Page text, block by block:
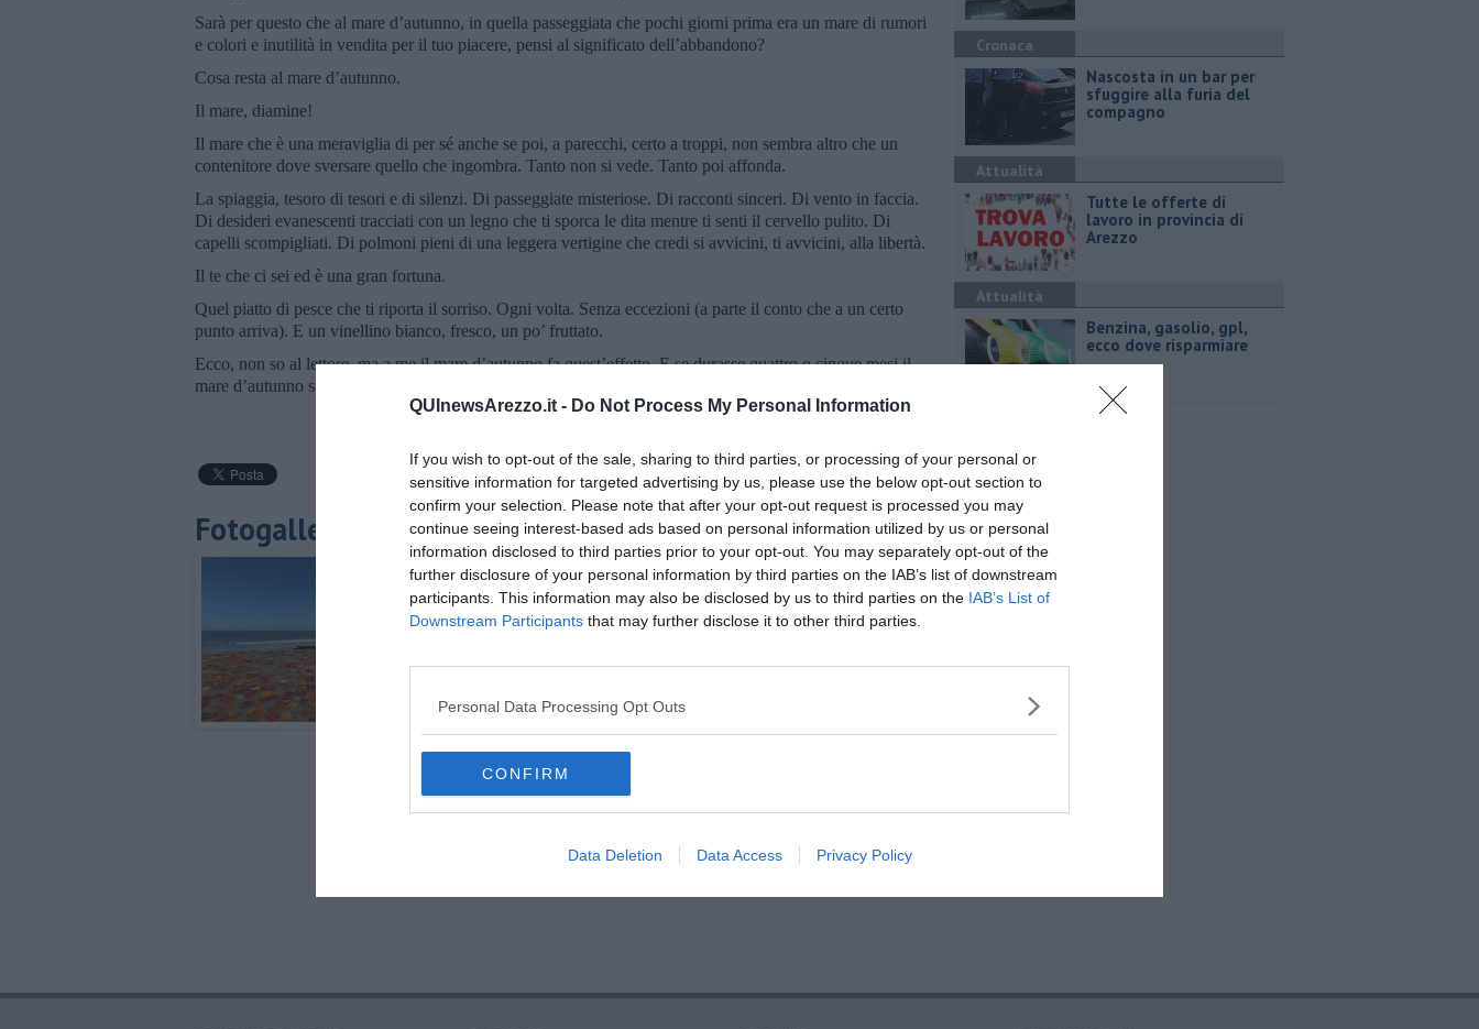
QUInewsArezzo.it - Do Not Process My Personal Information
If you wish to opt-out of the sale, sharing to third parties, or processing of your personal or
sensitive information for targeted advertising by us, please use the below opt-out section to
confirm your selection. Please note that after your opt-out request is processed you may
continue seeing interest-based ads based on personal information utilized by us or personal
information disclosed to third parties prior to your opt-out. You may separately opt-out of the
further disclosure of your personal information by third parties on the IAB’s list of downstream
participants. This information may also be disclosed by us to third parties on the IAB’s List of
Downstream Participants that may further disclose it to other third parties.
Personal Data Processing Opt Outs
CONFIRM
Data Deletion Data Access Privacy Policy
Sarà per questo che al mare d’autunno, in quella passeggiata che pochi giorni prima era un mare di rumori
e colori e inutilità in vendita per il tuo piacere, pensi al significato dell’abbandono?
Cosa resta al mare d’autunno.
Il mare, diamine!
Il mare che è una meraviglia di per sé anche se poi, a parecchi, certo a troppi, non sembra altro che un
contenitore dove sversare quello che ingombra. Tanto non si vede. Tanto poi affonda.
La spiaggia, tesoro di tesori e di silenzi. Di passeggiate misteriose. Di racconti sinceri. Di vento in faccia.
Di desideri evanescenti tracciati con un legno che ti sporca le dita mentre ti senti il cervello pulito. Di
capelli scompigliati. Di polmoni pieni di una leggera vertigine che credi si avvicini, ti avvicini, alla libertà.
Il te che ci sei ed è una gran fortuna.
Quel piatto di pesce che ti riporta il sorriso. Ogni volta. Senza eccezioni (a parte il conto che a un certo
punto arriva). E un vinellino bianco, fresco, un po’ fruttato.
Ecco, non so al lettore, ma a me il mare d’autunno fa quest’effetto. E se durasse quattro o cinque mesi il
mare d’autunno sarei contento. Anche se, con un pizzico di foliage, sarebbe il massimo! Provvedo!
Fotogallery
Cronaca
Nascosta in un bar per
sfuggire alla furia del
compagno
Attualità
​Tutte le offerte di
lavoro in provincia di
Arezzo
Attualità
​Benzina, gasolio, gpl,
ecco dove risparmiare